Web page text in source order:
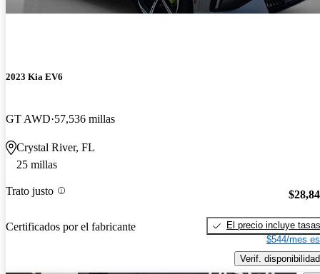
2023 Kia EV6
GT AWD 57,536 millas
Crystal River, FL
25 millas
Trato justo
Certificados por el fabricante
El precio incluye tasas
$544/mes
Verif. disponibilidad